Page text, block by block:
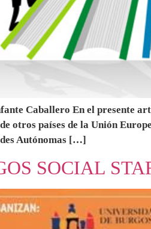
Caballero En el presente
otros países de la Unión
Autónomas […]
SOCIAL